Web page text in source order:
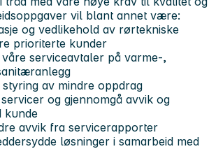
vil blant annet være:
og vedlikehold av rørtekniske
prioriterte kunder
serviceavtaler på varme-,
av mindre oppdrag
og gjennomgå avvik og
kunde
avvik fra servicerapporter
løsninger i samarbeid med